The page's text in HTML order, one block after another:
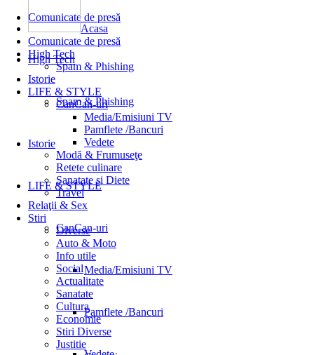
Comunicate de presă
High Tech
Spam & Phishing
Istorie
LIFE & STYLE
CanCan-uri
Media/Emisiuni TV
Pamflete /Bancuri
Acasa
Comunicate de presă
High Tech
Spam & Phishing
Istorie
LIFE & STYLE
CanCan-uri
Media/Emisiuni TV
Pamflete /Bancuri
Vedete
Modă & Frumuseţe
Retete culinare
Sanatate si Diete
Travel
Relaţii & Sex
Stiri
Diverse
Auto & Moto
Info utile
Social
Actualitate
Sanatate
Cultura
Economie
Stiri Diverse
Justitie